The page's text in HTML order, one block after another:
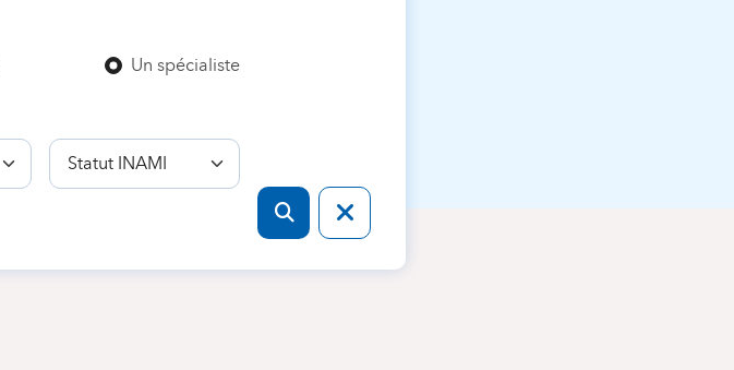
Un spécialiste
Statut
INAMI